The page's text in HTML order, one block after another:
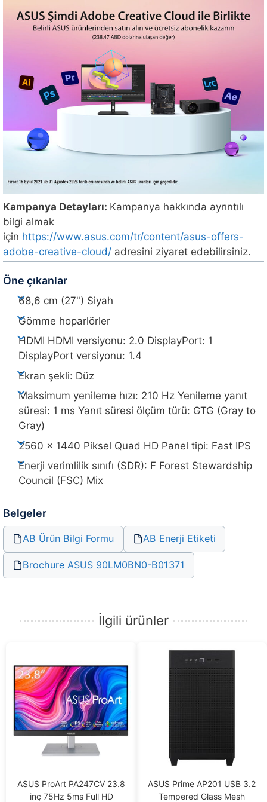
Kampanya Detayları: Kampanya hakkında ayrıntılı
bilgi almak
için https://www.asus.com/tr/content/asus-offers-
adobe-creative-cloud/ adresini ziyaret edebilirsiniz.
Öne çıkanlar
68,6 cm (27") Siyah
Gömme hoparlörler
HDMI HDMI versiyonu: 2.0 DisplayPort: 1
DisplayPort versiyonu: 1.4
Ekran şekli: Düz
Maksimum yenileme hızı: 210 Hz Yenileme yanıt
süresi: 1 ms Yanıt süresi ölçüm türü: GTG (Gray to
Gray)
2560 x 1440 Piksel Quad HD Panel tipi: Fast IPS
Enerji verimlilik sınıfı (SDR): F Forest Stewardship
Council (FSC) Mix
Belgeler
AB Ürün Bilgi Formu AB Enerji Etiketi
Brochure ASUS 90LM0BN0-B01371
İlgili ürünler
ASUS ProArt PA247CV 23.8
inç 75Hz 5ms Full HD
ASUS Prime AP201 USB 3.2
Tempered Glass Mesh